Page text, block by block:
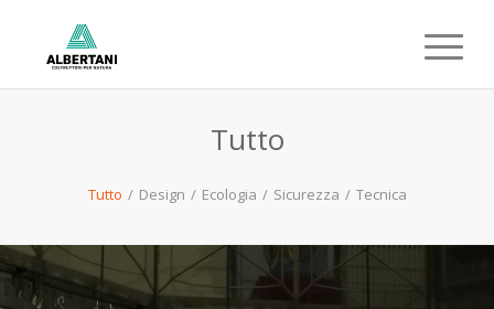
Tutto
Tutto / Design / Ecologia / Sicurezza / Tecnica